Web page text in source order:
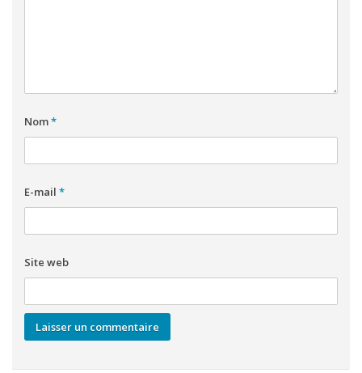
Nom*
E-mail *
Site web